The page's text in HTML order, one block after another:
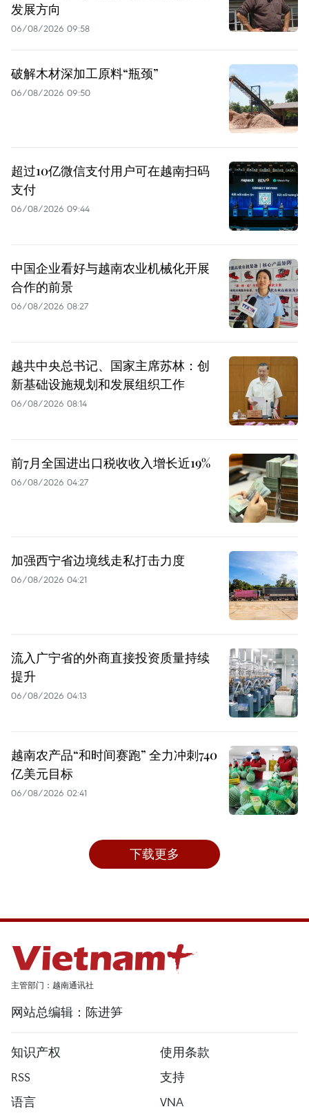
发展方向
06/08/2026 09:58
破解木材深加工原料“瓶颈”
06/08/2026 09:50
超过10亿微信支付用户可在越南扫码
支付
06/08/2026 09:44
中国企业看好与越南农业机械化开展
合作的前景
06/08/2026 08:27
越共中央总书记、国家主席苏林：创
新基础设施规划和发展组织工作
06/08/2026 08:14
前7月全国进出口税收收入增长近19%
06/08/2026 04:27
加强西宁省边境线走私打击力度
06/08/2026 04:21
流入广宁省的外商直接投资质量持续
提升
06/08/2026 04:13
越南农产品“和时间赛跑” 全力冲刺740
亿美元目标
06/08/2026 02:41
下载更多
主管部门：越南通讯社
网站总编辑：陈进笋
知识产权
使用条款
RSS
支持
语言
VNA